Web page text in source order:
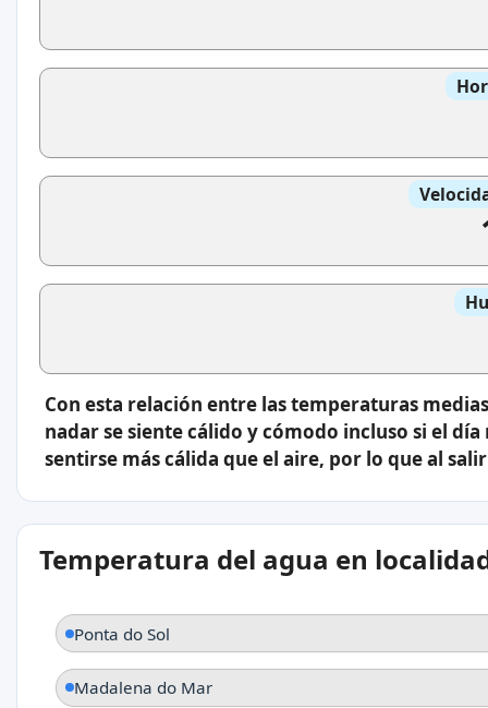
Con esta relación entre las temperaturas
nadar se siente cálido y cómodo incluso si el día
sentirse más cálida que el aire, por lo que al
Temperatura del agua en
Ponta do Sol
Madalena do Mar